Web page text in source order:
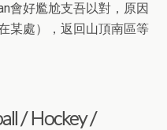
會好尷尬支吾以對，原因
某處），返回山頂南區等
/ Hockey /